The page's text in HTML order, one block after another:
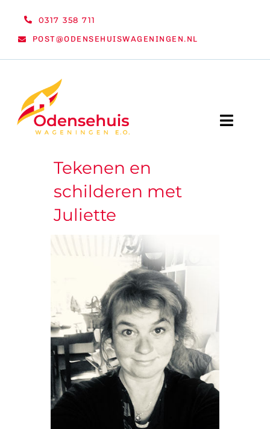
0317 358 711
POST@ODENSEHUISWAGENINGEN.NL
Toggle
WELKOM
VRIJWILLIGERS & STAGIAIRES
CONTACT
Tekenen en
schilderen met
Juliette